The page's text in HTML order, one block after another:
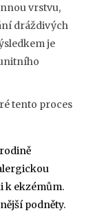
vrstvu,
dráždivých
je
tento proces
k ekzémům.
podněty.